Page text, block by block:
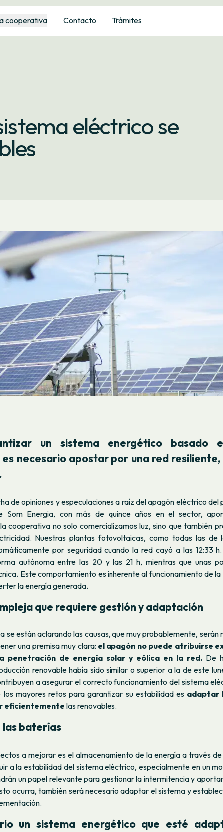
cooperativa Contacto Trámites
eléctrico se
un sistema energético basado
necesario apostar por una red
de opiniones y especulaciones a raíz del apagón eléctrico del
Som Energia, con más de quince años en el sector,
cooperativa no solo comercializamos luz, sino que también
Nuestras plantas fotovoltaicas, como todas las de
por seguridad cuando la red cayó a las 12:33
autónoma entre las 20 y las 21 h, mientras que unas
Este comportamiento es inherente al funcionamiento de la
la energía generada.
que requiere gestión y adaptación
se están aclarando las causas, que muy probablemente,
una premisa muy clara: el apagón no puede atribuirse
penetración de energía solar y eólica en la red. De
renovable había sido similar o superior a la de este
a asegurar el correcto funcionamiento del sistema
los mayores retos para garantizar su estabilidad es adaptar
eficientemente las renovables.
las baterías
a mejorar es el almacenamiento de la energía a través
a la estabilidad del sistema eléctrico, especialmente en un
un papel relevante para gestionar la intermitencia y
ocurra, también será necesario adaptar el sistema y
un sistema energético que esté